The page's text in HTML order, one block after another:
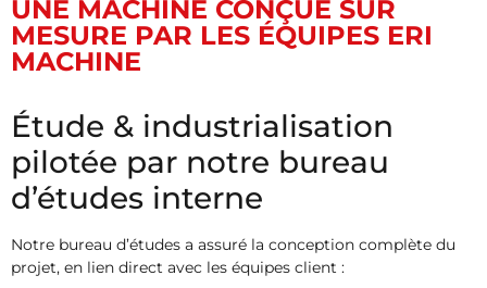
UNE MACHINE CONÇUE SUR
MESURE PAR LES ÉQUIPES ERI
MACHINE
Étude & industrialisation
pilotée par notre bureau
d’études interne
Notre bureau d’études a assuré la conception complète du
projet, en lien direct avec les équipes client :